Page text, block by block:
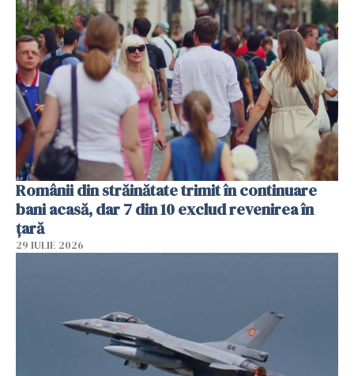
Românii din străinătate trimit în continuare
bani acasă, dar 7 din 10 exclud revenirea în
țară
29 IULIE 2026